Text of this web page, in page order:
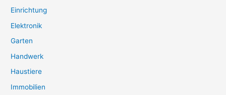
Einrichtung
Elektronik
Garten
Handwerk
Haustiere
Immobilien